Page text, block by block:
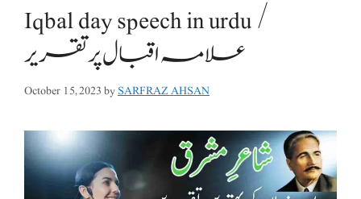
Iqbal day speech in urdu /
علامہ اقبال پر تقریر
October 15, 2023bySARFRAZ AHSAN